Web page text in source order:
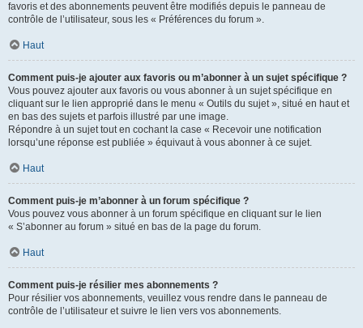
favoris et des abonnements peuvent être modifiés depuis le panneau de
contrôle de l’utilisateur, sous les « Préférences du forum ».
Haut
Comment puis-je ajouter aux favoris ou m’abonner à un sujet spécifique ?
Vous pouvez ajouter aux favoris ou vous abonner à un sujet spécifique en
cliquant sur le lien approprié dans le menu « Outils du sujet », situé en haut et
en bas des sujets et parfois illustré par une image.
Répondre à un sujet tout en cochant la case « Recevoir une notification
lorsqu’une réponse est publiée » équivaut à vous abonner à ce sujet.
Haut
Comment puis-je m’abonner à un forum spécifique ?
Vous pouvez vous abonner à un forum spécifique en cliquant sur le lien
« S’abonner au forum » situé en bas de la page du forum.
Haut
Comment puis-je résilier mes abonnements ?
Pour résilier vos abonnements, veuillez vous rendre dans le panneau de
contrôle de l’utilisateur et suivre le lien vers vos abonnements.